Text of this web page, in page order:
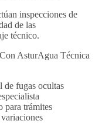
inspecciones de
de las
técnico.
AsturAgua Técnica
de fugas ocultas
para trámites